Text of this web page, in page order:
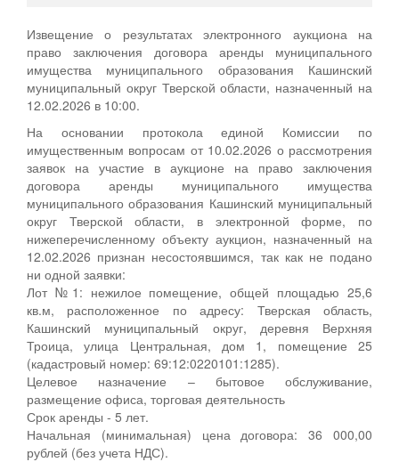
Извещение о результатах электронного аукциона на
право заключения договора аренды муниципального
имущества муниципального образования Кашинский
муниципальный округ Тверской области, назначенный на
12.02.2026 в 10:00.
На основании протокола единой Комиссии по
имущественным вопросам от 10.02.2026 о рассмотрения
заявок на участие в аукционе на право заключения
договора аренды муниципального имущества
муниципального образования Кашинский муниципальный
округ Тверской области, в электронной форме, по
нижеперечисленному объекту аукцион, назначенный на
12.02.2026 признан несостоявшимся, так как не подано
ни одной заявки:
Лот №1: нежилое помещение, общей площадью 25,6
кв.м, расположенное по адресу: Тверская область,
Кашинский муниципальный округ, деревня Верхняя
Троица, улица Центральная, дом 1, помещение 25
(кадастровый номер: 69:12:0220101:1285).
Целевое назначение – бытовое обслуживание,
размещение офиса, торговая деятельность
Срок аренды - 5 лет.
Начальная (минимальная) цена договора: 36 000,00
рублей (без учета НДС).